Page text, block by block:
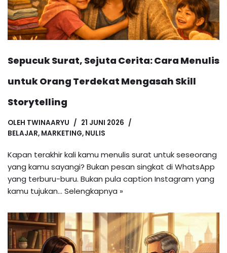
Sepucuk Surat, Sejuta Cerita: Cara Menulis
untuk Orang Terdekat Mengasah Skill
Storytelling
OLEH TWINAARYU
21 JUNI 2026
BELAJAR, MARKETING, NULIS
Kapan terakhir kali kamu menulis surat untuk seseorang
yang kamu sayangi? Bukan pesan singkat di WhatsApp
yang terburu-buru. Bukan pula caption Instagram yang
kamu tujukan… Selengkapnya »